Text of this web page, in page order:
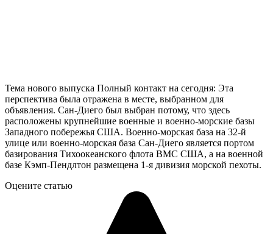
Тема нового выпуска Полный контакт на сегодня: Эта
перспектива была отражена в месте, выбранном для
объявления. Сан-Диего был выбран потому, что здесь
расположены крупнейшие военные и военно-морские базы
Западного побережья США. Военно-морская база на 32-й
улице или военно-морская база Сан-Диего является портом
базирования Тихоокеанского флота ВМС США, а на военной
базе Кэмп-Пендлтон размещена 1-я дивизия морской пехоты.
Оцените статью